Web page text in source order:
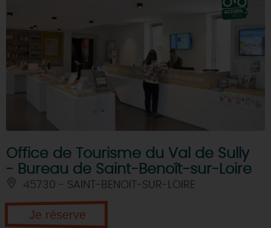
Office de Tourisme du Val de Sully
- Bureau de Saint-Benoît-sur-Loire
45730 - SAINT-BENOIT-SUR-LOIRE
Je réserve